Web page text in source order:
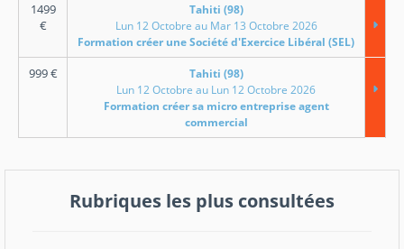
1499
€
Tahiti (98)
Lun 12 Octobre au Mar 13 Octobre 2026
Formation créer une Société d'Exercice Libéral (SEL)
999€
Tahiti (98)
Lun 12 Octobre au Lun 12 Octobre 2026
Formation créer sa micro entreprise agent
commercial
Rubriques les plus consultées